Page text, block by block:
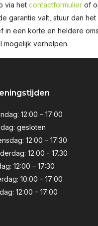
via het contactformulier of
garantie valt, stuur dan
een korte en heldere
mogelijk verhelpen.
12:00 – 17:00
gesloten
12:00 – 17:30
12.00 - 17.30
12:00 – 17:30
10.00 – 17:00
12:00 – 17:00